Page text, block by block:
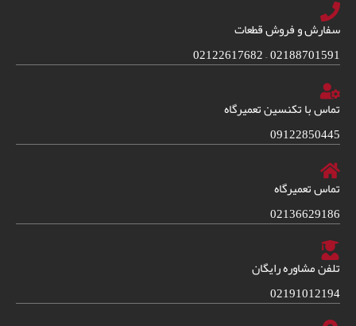
سفارش و فروش قطعات
02188701591 – 02122617682
تماس با تکنسین تعمیرگاه
09122850445
تماس تعمیرگاه
02136629186
تلفن مشاوره رایگان
02191012194